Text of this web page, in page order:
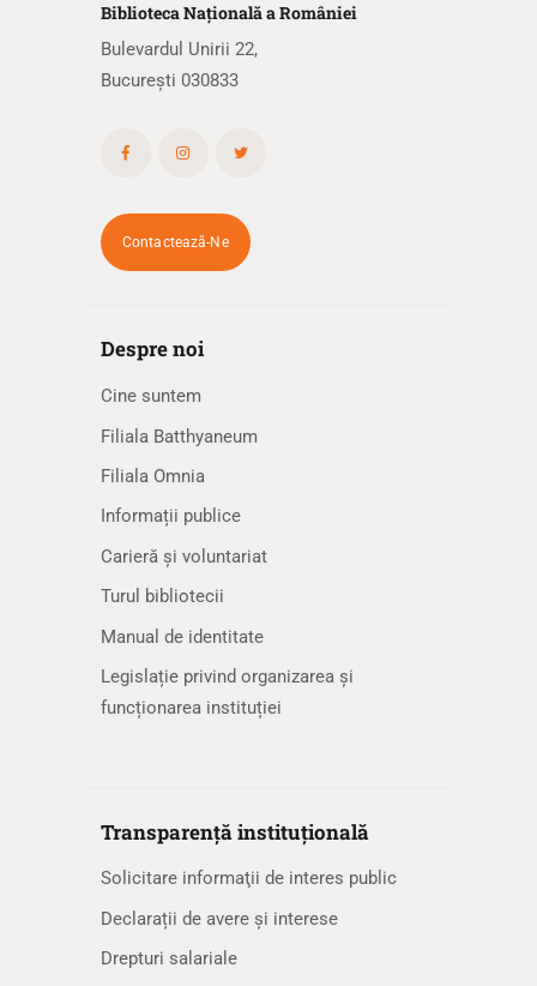
BibliotecaNaționalăa României
Bulevardul Unirii 22,
București 030833
Contactează-Ne
Despre noi
Cine suntem
Filiala Batthyaneum
Filiala Omnia
Informații publice
Carieră și voluntariat
Turul bibliotecii
Manual de identitate
Legislație privind organizarea și
funcționarea instituției
Transparență instituțională
Solicitare informaţii de interes public
Declarații de avere și interese
Drepturi salariale